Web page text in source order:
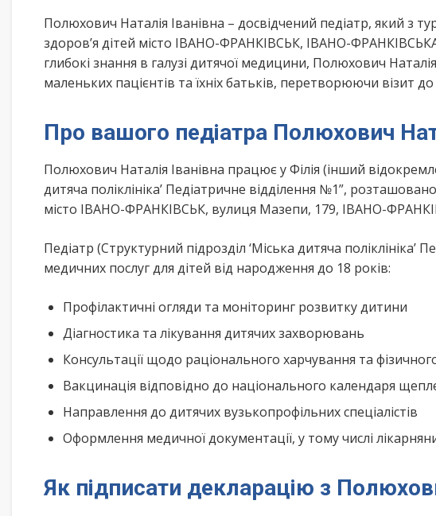
Полюхович Наталія Іванівна – досвідчений педіатр, який з
здоров’я дітей місто ІВАНО-ФРАНКІВСЬК, ІВАНО-
глибокі знання в галузі дитячої медицини, Полюхович
маленьких пацієнтів та їхніх батьків, перетворюючи візит
Про вашого педіатра Полюхович
Полюхович Наталія Іванівна працює у Філія (інший
дитяча поліклініка’ Педіатричне відділення №1”,
місто ІВАНО-ФРАНКІВСЬК, вулиця Мазепи, 179, ІВАНО-
Педіатр (Структурний підрозділ ‘Міська дитяча
медичних послуг для дітей від народження до 18 років:
Профілактичні огляди та моніторинг розвитку дитини
Діагностика та лікування дитячих захворювань
Консультації щодо раціонального харчування та
Вакцинація відповідно до національного календаря
Направлення до дитячих вузькопрофільних спеціалістів
Оформлення медичної документації, у тому числі
Як підписати декларацію з